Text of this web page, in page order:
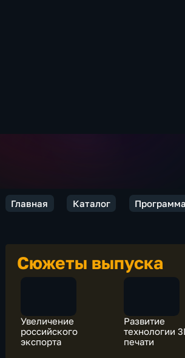
Главная Каталог Программа
Сюжеты выпуска
Увеличение
российского
экспорта
Развитие
технологии
печати